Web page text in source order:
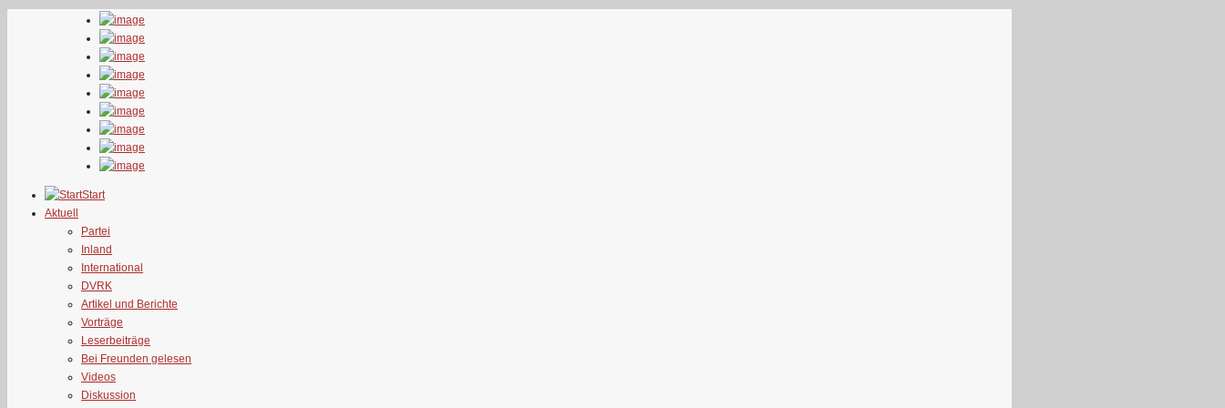
Start
Aktuell
Partei
Inland
International
DVRK
Artikel und Berichte
Vorträge
Leserbeiträge
Bei Freunden gelesen
Videos
Diskussion